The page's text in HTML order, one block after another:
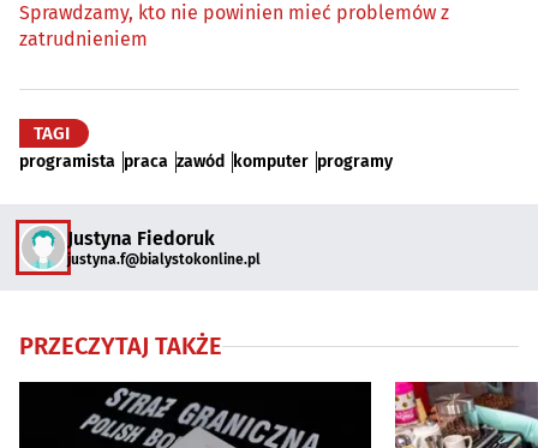
Sprawdzamy, kto nie powinien mieć problemów z
zatrudnieniem
TAGI
programista praca zawód komputer programy
Justyna Fiedoruk
justyna.f@bialystokonline.pl
PRZECZYTAJ TAKŻE